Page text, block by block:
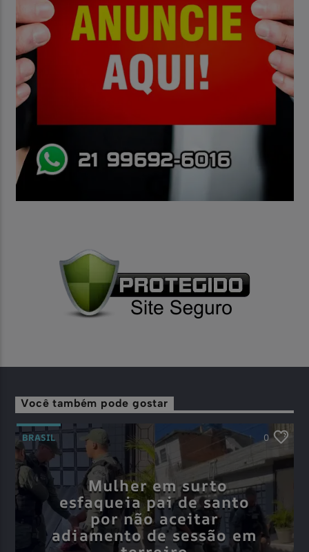
Você também pode gostar
BRASIL 0
Mulher em surto
esfaqueia pai de santo
por não aceitar
adiamento de sessão em